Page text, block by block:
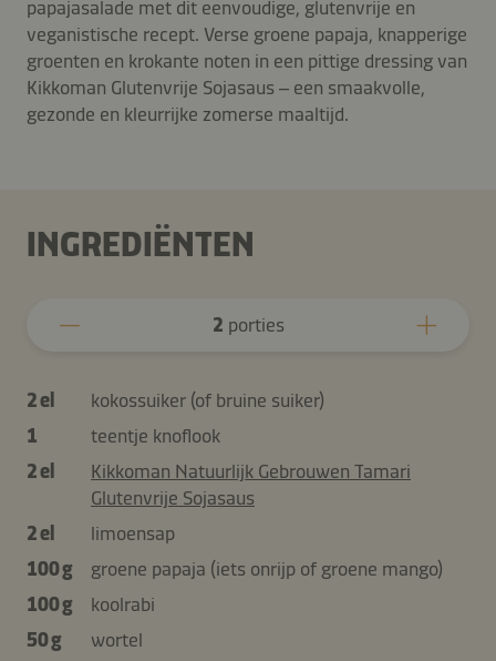
papajasalade met dit eenvoudige, glutenvrije en
veganistische recept. Verse groene papaja, knapperige
groenten en krokante noten in een pittige dressing van
Kikkoman Glutenvrije Sojasaus – een smaakvolle,
gezonde en kleurrijke zomerse maaltijd.
INGREDIËNTEN
2 porties
2 el
kokossuiker (of bruine suiker)
1
teentje knoflook
2 el
Kikkoman Natuurlijk Gebrouwen Tamari
Glutenvrije Sojasaus
2 el
limoensap
100 g
groene papaja (iets onrijp of groene mango)
100 g
koolrabi
50 g
wortel